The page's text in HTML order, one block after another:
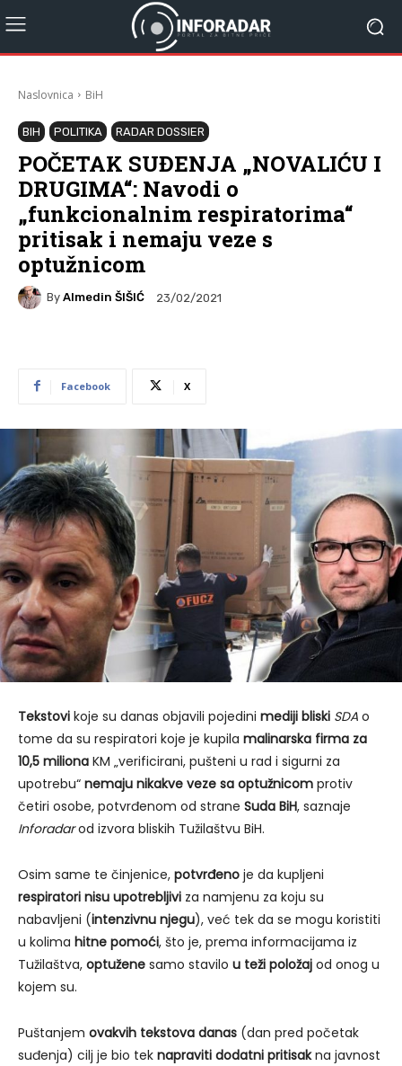
Naslovnica BiH
BIH POLITIKA RADAR DOSSIER
POČETAK SUĐENJA „NOVALIĆU I
DRUGIMA“: Navodi o
„funkcionalnim respiratorima“
pritisak i nemaju veze s
optužnicom
By Almedin ŠIŠIĆ 23/02/2021
Facebook X
Tekstovi koje su danas objavili pojedini mediji bliski SDA o
tome da su respiratori koje je kupila malinarska firma za
10,5 miliona KM „verificirani, pušteni u rad i sigurni za
upotrebu“ nemaju nikakve veze sa optužnicom protiv
četiri osobe, potvrđenom od strane Suda BiH, saznaje
Inforadarod izvora bliskih Tužilaštvu BiH.
Osim same te činjenice, potvrđeno je da kupljeni
respiratori nisu upotrebljivi za namjenu za koju su
nabavljeni (intenzivnu njegu), već tek da se mogu koristiti
u kolima hitne pomoći, što je, prema informacijama iz
Tužilaštva, optužene samo stavilo u teži položaj od onog u
kojem su.
Puštanjem ovakvih tekstova danas (dan pred početak
suđenja) cilj je bio tek napraviti dodatni pritisakna javnost